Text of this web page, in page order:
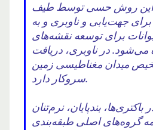
این روش حسی توسط طیف
جهت‌یابی و ناوبری و به
برای توسعه نقشه‌های
می‌شود. در ناوبری، دریافت
میدان مغناطیسی زمین
سروکار دارد.
بندپایان، نرم‌تنان
گروه‌های اصلی طبقه‌بندی